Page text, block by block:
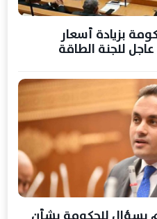
بزيادة أسعار
للجنة الطاقة